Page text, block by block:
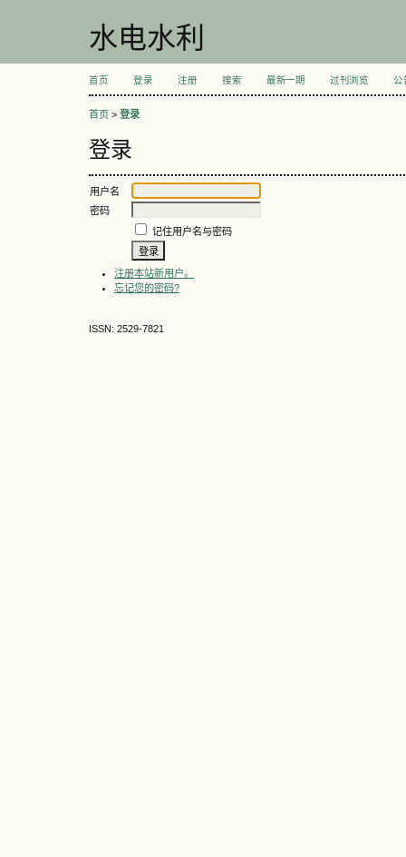
水电水利
首页 登录 注册 搜索 最新一期 过刊浏览 公
首页 > 登录
登录
用户名
密码
记住用户名与密码
注册本站新用户。
忘记您的密码?
ISSN: 2529-7821